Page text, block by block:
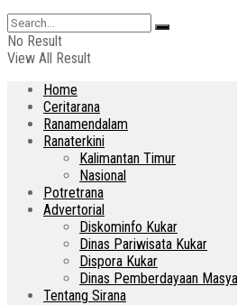
No Result
View All Result
Home
Ceritarana
Ranamendalam
Ranaterkini
Kalimantan Timur
Nasional
Potretrana
Advertorial
Diskominfo Kukar
Dinas Pariwisata Kukar
Dispora Kukar
Dinas Pemberdayaan
Tentang Sirana